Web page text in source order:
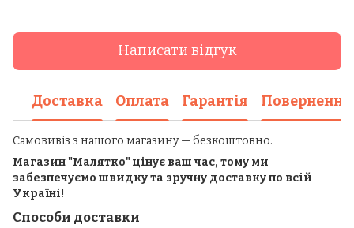
Написати відгук
Доставка Оплата Гарантія Повернення
Самовивіз з нашого магазину — безкоштовно.
Магазин "Малятко" цінує ваш час, тому ми
забезпечуємо швидку та зручну доставку по всій
Україні!
Способи доставки